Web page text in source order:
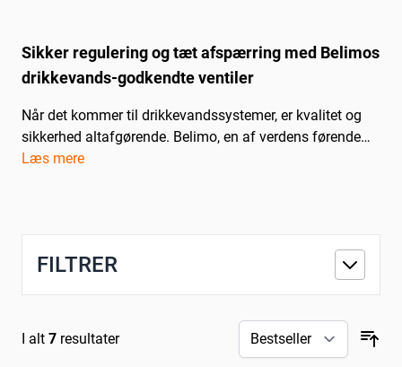
Sikker regulering og tæt afspærring med Belimos
drikkevands-godkendte ventiler
Når det kommer til drikkevandssystemer, er kvalitet og
sikkerhed altafgørende. Belimo, en af verdens førende
leverandører af ventiler, præsenterer drikkevands-
applikationer. ...
Læs mere
FILTRER
I alt 7 resultater